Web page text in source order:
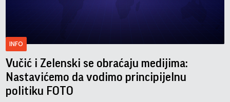
INFO
Vučić i Zelenski se obraćaju medijima:
Nastavićemo da vodimo principijelnu
politiku FOTO